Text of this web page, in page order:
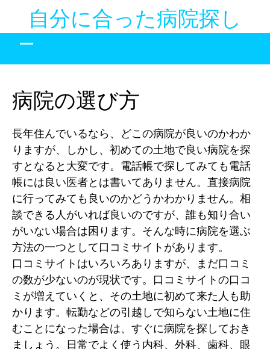
content
自分に合った病院探し
病院の選び方
長年住んでいるなら、どこの病院が良いのかわか
りますが、しかし、初めての土地で良い病院を探
すとなると大変です。電話帳で探してみても電話
帳には良い医者とは書いてありません。直接病院
に行ってみても良いのかどうかわかりません。相
談できる人がいれば良いのですが、誰も知り合い
がいない場合は困ります。そんな時に病院を選ぶ
方法の一つとして口コミサイトがあります。
口コミサイトはいろいろありますが、まだ口コミ
の数が少ないのが現状です。口コミサイトの口コ
ミが増えていくと、その土地に初めて来た人も助
かります。転勤などの引越しで知らない土地に住
むことになった場合は、すぐに病院を探しておき
ましょう。日常でよく使う内科、外科、歯科、眼